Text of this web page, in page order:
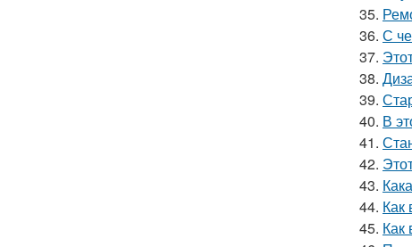
35.
36. С
37.
38.
39.
40. В
41.
42.
43.
44. Как
45. Как